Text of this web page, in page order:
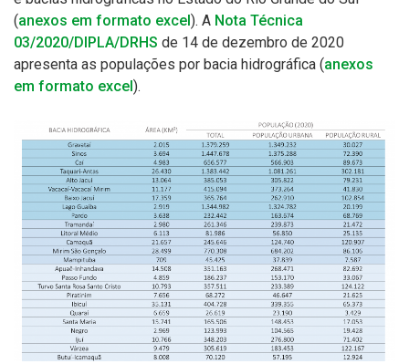
(anexos em formato excel). A Nota Técnica
03/2020/DIPLA/DRHS de 14 de dezembro de 2020
apresenta as populações por bacia hidrográfica (anexos
em formato excel).